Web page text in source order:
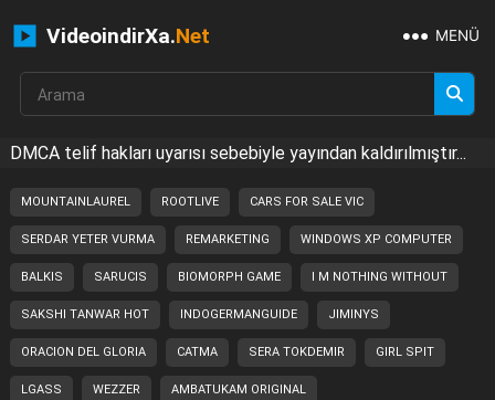
VideoindirXa.Net MENÜ
DMCA telif hakları uyarısı sebebiyle yayından kaldırılmıştır...
MOUNTAINLAUREL ROOTLIVE CARS FOR SALE VIC
SERDAR YETER VURMA REMARKETING WINDOWS XP COMPUTER
BALKIS SARUCIS BIOMORPH GAME I M NOTHING WITHOUT
SAKSHI TANWAR HOT INDOGERMANGUIDE JIMINYS
ORACION DEL GLORIA CATMA SERA TOKDEMIR GIRL SPIT
LGASS WEZZER AMBATUKAM ORIGINAL